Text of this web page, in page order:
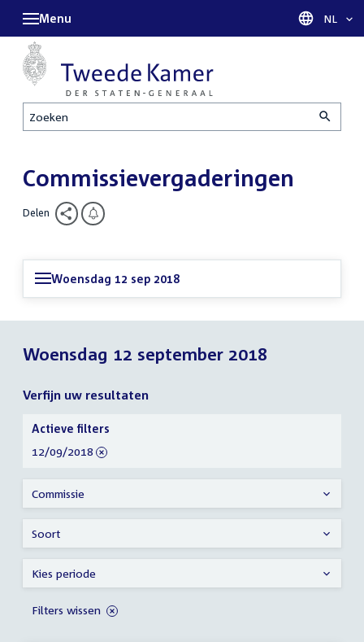
Zoeken
Menu Taal
NL
Commissievergaderingen
Delen
Woensdag 12 sep 2018
Woensdag 12 september 2018
Verfijn uw resultaten
Verfijn
uw
resultaten
Actieve filters
verwijder
12/09/2018
Commissie
Soort
Kies periode
Filters wissen